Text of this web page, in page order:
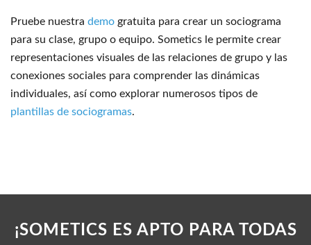
Pruebe nuestra demo gratuita para crear un sociograma
para su clase, grupo o equipo. Sometics le permite crear
representaciones visuales de las relaciones de grupo y las
conexiones sociales para comprender las dinámicas
individuales, así como explorar numerosos tipos de
plantillas de sociogramas.
¡SOMETICS ES APTO PARA TODAS